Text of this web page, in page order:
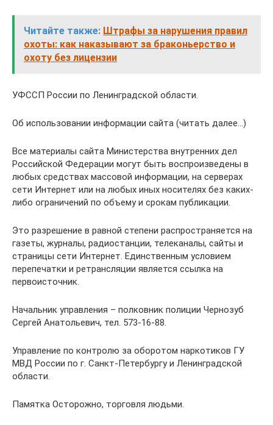
Читайте также: Штрафы за нарушения правил
охоты: как наказывают за браконьерство и
охоту без лицензии
УФССП России по Ленинградской области.
Об использовании информации сайта (читать далее…)
Все материалы сайта Министерства внутренних дел
Российской Федерации могут быть воспроизведены в
любых средствах массовой информации, на серверах
сети Интернет или на любых иных носителях без каких-
либо ограничений по объему и срокам публикации.
Это разрешение в равной степени распространяется на
газеты, журналы, радиостанции, телеканалы, сайты и
страницы сети Интернет. Единственным условием
перепечатки и ретрансляции является ссылка на
первоисточник.
Начальник управления – полковник полиции Чернозуб
Сергей Анатольевич, тел. 573-16-88.
Управление по контролю за оборотом наркотиков ГУ
МВД России по г. Санкт-Петербургу и Ленинградской
области.
Памятка Осторожно, торговля людьми.